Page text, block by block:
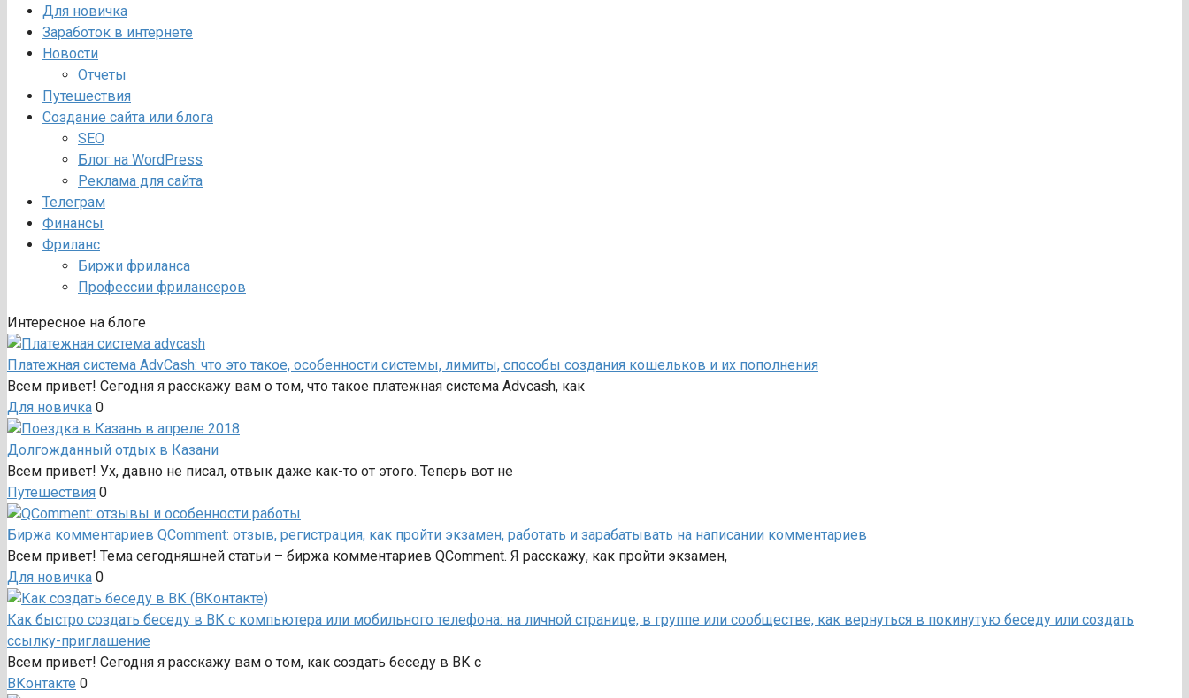
Для новичка
Заработок в интернете
Новости
Отчеты
Путешествия
Создание сайта или блога
SEO
Блог на WordPress
Реклама для сайта
Телеграм
Финансы
Фриланс
Биржи фриланса
Профессии фрилансеров
Интересное на блоге
Платежная система AdvCash: что это такое, особенности системы, лимиты, способы создания кошельков и их пополнения
Всем привет! Сегодня я расскажу вам о том, что такое платежная система Advcash, как
Для новичка 0
Долгожданный отдых в Казани
Всем привет! Ух, давно не писал, отвык даже как-то от этого. Теперь вот не
Путешествия 0
Биржа комментариев QComment: отзыв, регистрация, как пройти экзамен, работать и зарабатывать на написании комментариев
Всем привет! Тема сегодняшней статьи – биржа комментариев QComment. Я расскажу, как пройти экзамен,
Для новичка 0
Как быстро создать беседу в ВК с компьютера или мобильного телефона: на личной странице, в группе или сообществе, как вернуться в покинутую беседу или создать
ссылку-приглашение
Всем привет! Сегодня я расскажу вам о том, как создать беседу в ВК с
ВКонтакте 0